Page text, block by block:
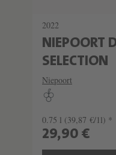
2022
NIEPOORT
SELECTION
Niepoort
0.75 l (39,87 €/1l) *
29,90 €